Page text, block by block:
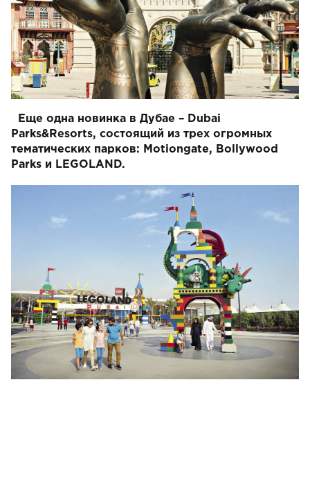
Еще одна новинка в Дубае – Dubai
Parks&Resorts, состоящий из трех огромных
тематических парков: Motiongate, Bollywood
Parks и LEGOLAND.